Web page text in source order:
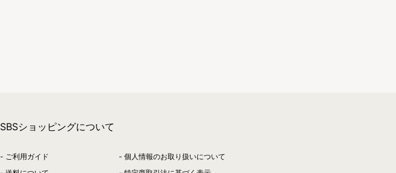
SBSショッピングについて
ご利用ガイド
個人情報のお取り扱いについて